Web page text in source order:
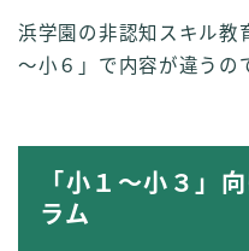
浜学園の非認知スキル教
～小６」で内容が違うの
「小１～小３」
ラム